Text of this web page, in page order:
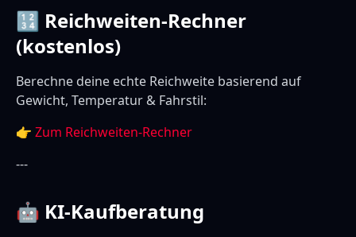
🔢 Reichweiten-Rechner
(kostenlos)
Berechne deine echte Reichweite basierend auf
Gewicht, Temperatur & Fahrstil:
👉 Zum Reichweiten-Rechner
---
🤖 KI-Kaufberatung